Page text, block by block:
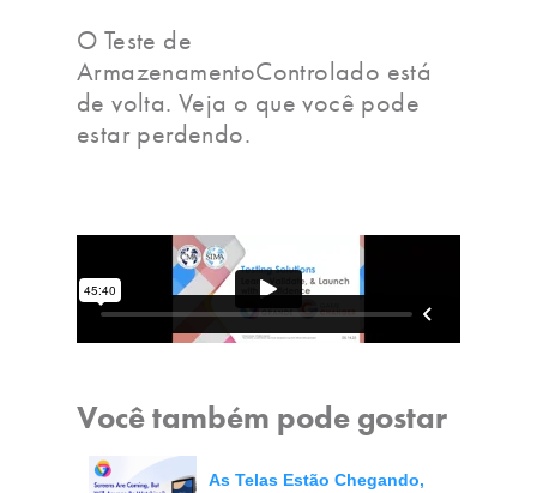
O Teste de
ArmazenamentoControlado está
de volta. Veja o que você pode
estar perdendo.
Você também pode gostar
As Telas Estão Chegando,